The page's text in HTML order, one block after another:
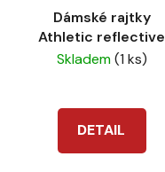
Dámské rajtky
Athletic reflective
silicon grip tm.modrá
Skladem(1 ks)
DETAIL